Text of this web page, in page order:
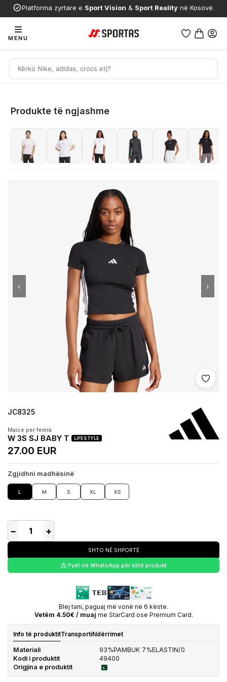
Platforma zyrtare e Sport Vision & Sport Reality në Kosovë.
MENU
Produkte të ngjashme
Shto
‹ ›
JC8325
Maice per femra
W 3S SJ BABY T LIFESTYLE
27.00 EUR
Zgjidhni madhësinë
L M S XL XS
− +
SHTO NË SHPORTË
📩 Pyet në WhatsApp për këtë produkt
Blej tani, paguaj më vonë në 6 këste.
Vetëm 4.50€ / muaj me StarCard ose Premium Card.
Info të produktitTransportiNdërrimet
Materiali
93%PAMBUK 7%ELASTIN/0
Kodi i produktit
49400
Origjina e produktit